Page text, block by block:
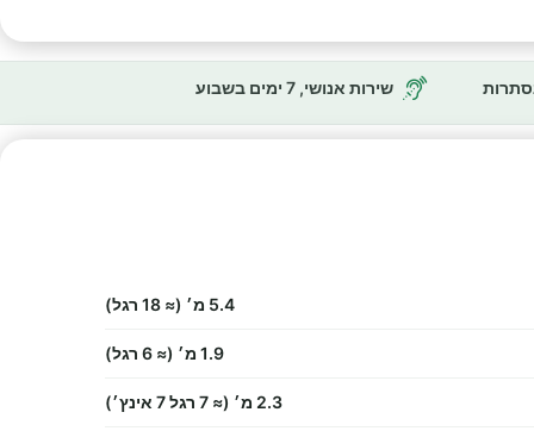
שירות אנושי, 7 ימים בשבוע
5.4 מ׳ (≈ 18 רגל)
1.9 מ׳ (≈ 6 רגל)
2.3 מ׳ (≈ 7 רגל 7 אינץ׳)